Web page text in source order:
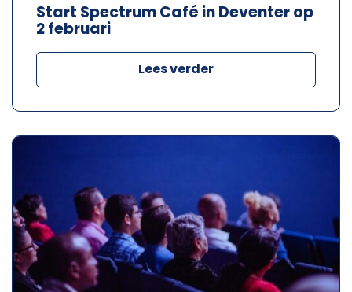
Start Spectrum Café in Deventer op
2 februari
Lees verder